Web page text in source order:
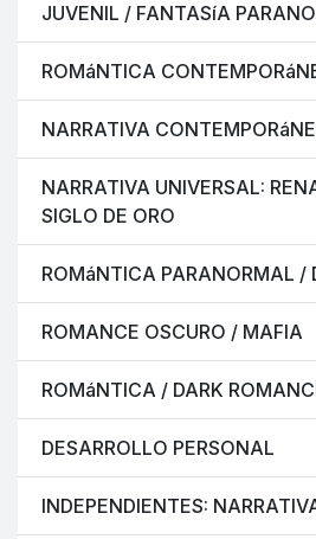
JUVENIL / FANTASíA
ROMáNTICA
NARRATIVA
NARRATIVA UNIVERSAL:
SIGLO DE ORO
ROMáNTICA PARANORMAL /
ROMANCE OSCURO / MAFIA
ROMáNTICA / DARK
DESARROLLO PERSONAL
INDEPENDIENTES: